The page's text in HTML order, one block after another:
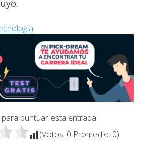
para puntuar esta entrada!
(Votos: 0 Promedio: 0)